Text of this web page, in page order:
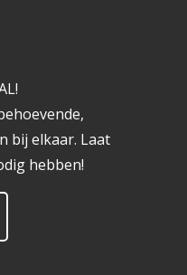
bij elkaar. Laat
hebben!